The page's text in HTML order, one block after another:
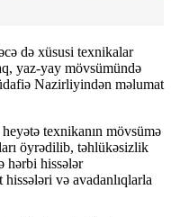
də xüsusi texnikalar
yaz-yay mövsümündə
Nazirliyindən məlumat
texnikanın mövsümə
öyrədilib, təhlükəsizlik
hərbi hissələr
və avadanlıqlarla